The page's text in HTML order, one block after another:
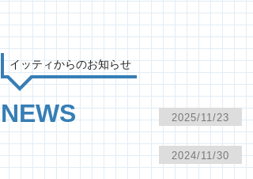
イッティからのお知らせ
NEWS 2025/11/23
2024/11/30